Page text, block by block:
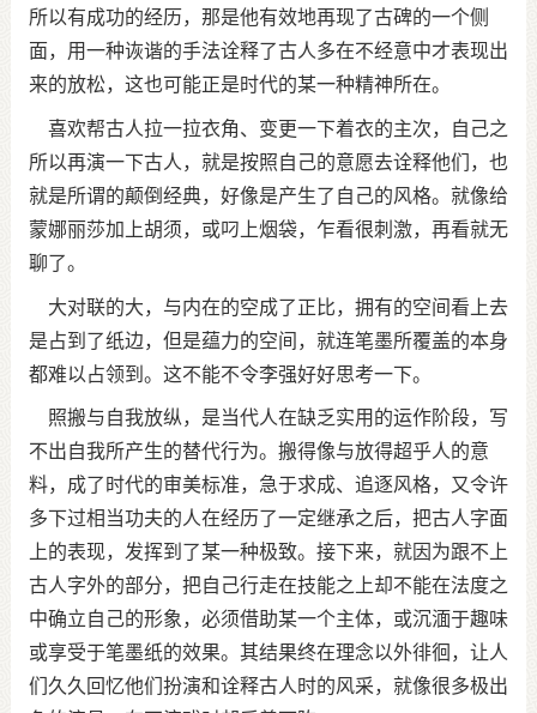
所以有成功的经历，那是他有效地再现了古碑的一个侧
面，用一种诙谐的手法诠释了古人多在不经意中才表现出
来的放松，这也可能正是时代的某一种精神所在。
喜欢帮古人拉一拉衣角、变更一下着衣的主次，自己之
所以再演一下古人，就是按照自己的意愿去诠释他们，也
就是所谓的颠倒经典，好像是产生了自己的风格。就像给
蒙娜丽莎加上胡须，或叼上烟袋，乍看很刺激，再看就无
聊了。
大对联的大，与内在的空成了正比，拥有的空间看上去
是占到了纸边，但是蕴力的空间，就连笔墨所覆盖的本身
都难以占领到。这不能不令李强好好思考一下。
照搬与自我放纵，是当代人在缺乏实用的运作阶段，写
不出自我所产生的替代行为。搬得像与放得超乎人的意
料，成了时代的审美标准，急于求成、追逐风格，又令许
多下过相当功夫的人在经历了一定继承之后，把古人字面
上的表现，发挥到了某一种极致。接下来，就因为跟不上
古人字外的部分，把自己行走在技能之上却不能在法度之
中确立自己的形象，必须借助某一个主体，或沉湎于趣味
或享受于笔墨纸的效果。其结果终在理念以外徘徊，让人
们久久回忆他们扮演和诠释古人时的风采，就像很多极出